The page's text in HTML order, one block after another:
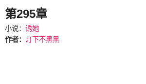
第295章
小说： 诱她
作者： 灯下不黑黑